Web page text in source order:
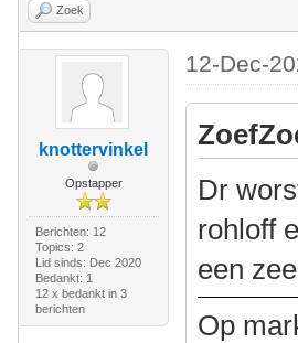
Zoek
knottervinkel
Opstapper
Berichten: 12
Topics: 2
Lid sinds: Dec 2020
Bedankt: 1
12 x bedankt in 3
berichten
12-Dec-
Dr
rohloff
een
Op